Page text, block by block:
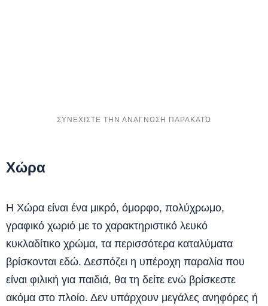
Χώρα
Η Χώρα είναι ένα μικρό, όμορφο, πολύχρωμο,
γραφικό χωριό με το χαρακτηριστικό λευκό
κυκλαδίτικο χρώμα, τα περισσότερα καταλύματα
βρίσκονται εδώ. Δεσπόζει η υπέροχη παραλία που
είναι φιλική για παιδιά, θα τη δείτε ενώ βρίσκεστε
ακόμα στο πλοίο. Δεν υπάρχουν μεγάλες ανηφόρες ή